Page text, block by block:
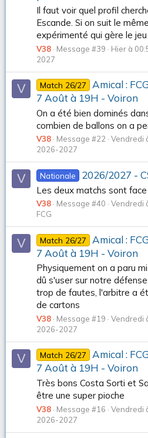
Il faut voir quel profil
Escande. Si on suit le
expérimenté qui gère le
V38 Message #39 Hier à
2027
V Match 26/27
Amical :
7 Août à 19H - Voiron
On a été bien dominés
combien de ballons on a
V38 Message #22 Vendredi
2026-2027
V Nationale 2026/2027 -
Les deux matchs sont
V38 Message #40 Vendredi
FCG
V Match 26/27
Amical :
7 Août à 19H - Voiron
Physiquement on a paru
dû s'user sur notre
trop de fautes, l'arbitre a
de cartons
V38 Message #19 Vendredi
2026-2027
V Match 26/27
Amical :
7 Août à 19H - Voiron
Très bons Costa Sorti et
être une super pioche
V38 Message #16 Vendredi
2026-2027